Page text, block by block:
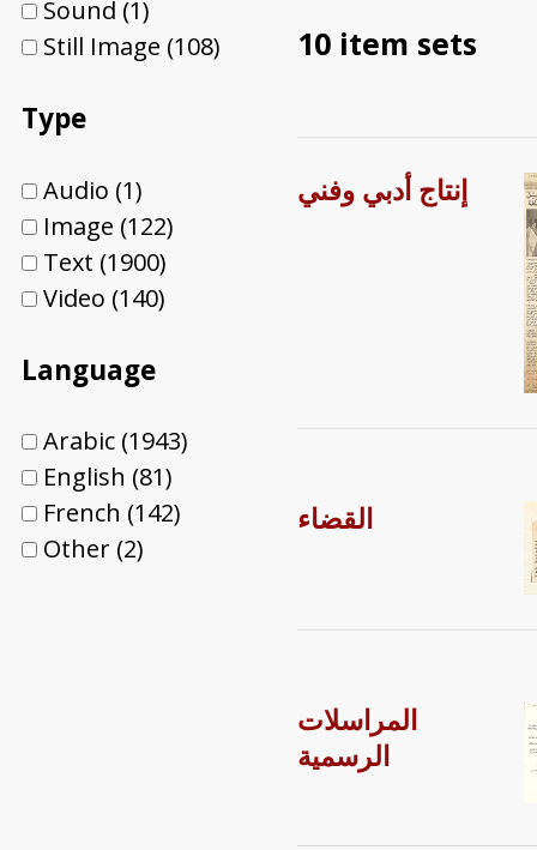
10 item sets
إنتاج أدبي وفني
القضاء
المراسلات
الرسمية
Sound (1)
Still Image (108)
Type
Audio (1)
Image (122)
Text (1900)
Video (140)
Language
Arabic (1943)
English (81)
French (142)
Other (2)